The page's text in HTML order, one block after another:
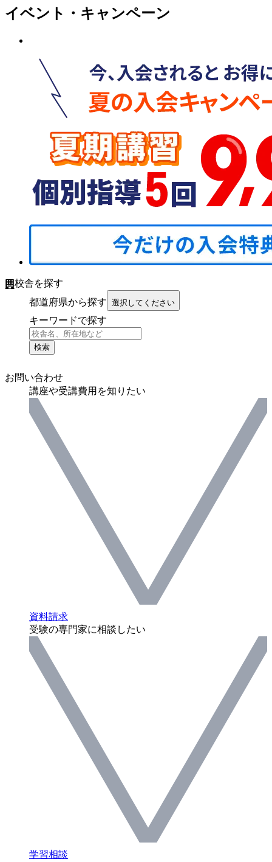
イベント・キャンペーン
校舎を探す
都道府県から探す 選択してください
キーワードで探す
検索
お問い合わせ
講座や受講費用を知りたい
資料請求
受験の専門家に相談したい
学習相談